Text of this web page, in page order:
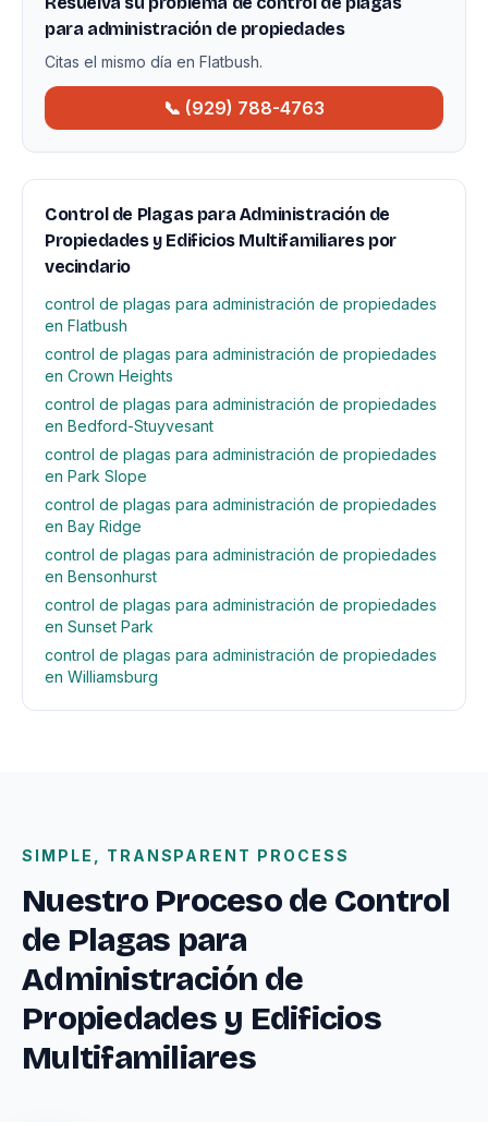
para administración de propiedades
Citas el mismo día en Flatbush.
📞 (929) 788-4763
Control de Plagas para Administración de
Propiedades y Edificios Multifamiliares por
vecindario
control de plagas para administración de propiedades
en Flatbush
control de plagas para administración de propiedades
en Crown Heights
control de plagas para administración de propiedades
en Bedford-Stuyvesant
control de plagas para administración de propiedades
en Park Slope
control de plagas para administración de propiedades
en Bay Ridge
control de plagas para administración de propiedades
en Bensonhurst
control de plagas para administración de propiedades
en Sunset Park
control de plagas para administración de propiedades
en Williamsburg
SIMPLE, TRANSPARENT PROCESS
Nuestro Proceso de Control
de Plagas para
Administración de
Propiedades y Edificios
Multifamiliares